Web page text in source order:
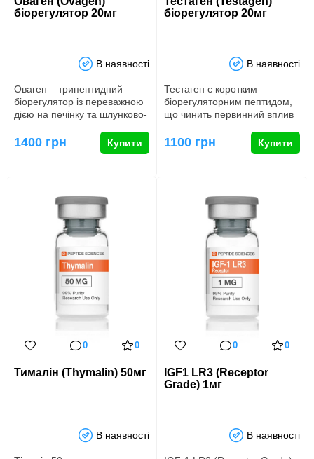
біорегулятор 20мг
В наявності
Оваген – трипептидний
біорегулятор із переважною
дією на печінку та шлунково-
1400 грн Купити
біорегулятор 20мг
В наявності
Тестаген є коротким
біорегуляторним пептидом,
що чинить первинний вплив
1100 грн Купити
0 0
Тималін (Thymalin) 50мг
В наявності
0 0
IGF1 LR3 (Receptor
Grade) 1мг
В наявності